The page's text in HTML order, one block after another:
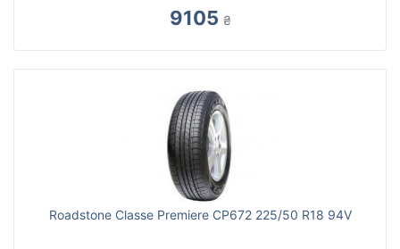
9105 ₴
Roadstone Classe Premiere CP672 225/50 R18 94V